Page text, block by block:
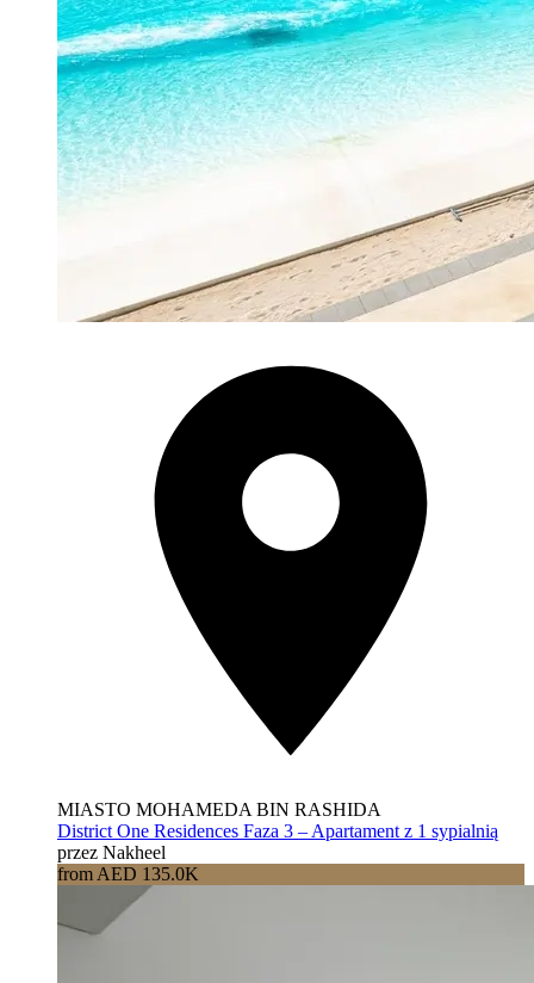
MIASTO MOHAMEDA BIN RASHIDA
District One Residences Faza 3 – Apartament z 1 sypialnią
przez Nakheel
from AED 135.0K